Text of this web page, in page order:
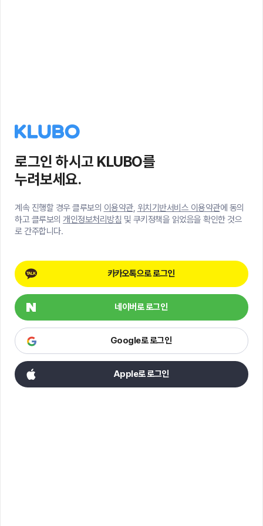
로그인 하시고 KLUBO를
누려보세요.
계속 진행할 경우 클루보의 이용약관, 위치기반서비스 이용약관에 동의
하고 클루보의 개인정보처리방침 및 쿠키정책을 읽었음을 확인한 것으
로 간주합니다.
카카오톡으로 로그인
네이버로 로그인
Google로 로그인
Apple로 로그인